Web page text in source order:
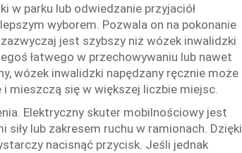
w parku lub odwiedzanie przyjaciół
wyborem. Pozwala on na pokonanie
jest szybszy niż wózek inwalidzki
łatwego w przechowywaniu lub nawet
wózek inwalidzki napędzany ręcznie może
mieszczą się w większej liczbie miejsc.
Elektryczny skuter mobilnościowy jest
lub zakresem ruchu w ramionach. Dzięki
nacisnąć przycisk. Jeśli jednak